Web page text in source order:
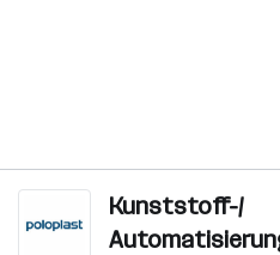
Kunststoff-/